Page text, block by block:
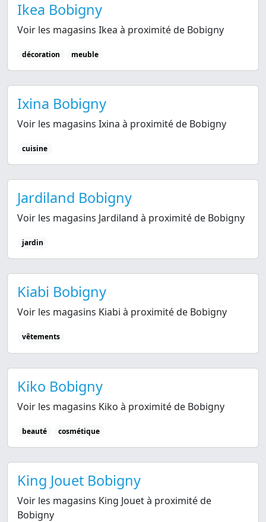
Ikea Bobigny
Voir les magasins Ikea à proximité de Bobigny
décoration meuble
Ixina Bobigny
Voir les magasins Ixina à proximité de Bobigny
cuisine
Jardiland Bobigny
Voir les magasins Jardiland à proximité de Bobigny
jardin
Kiabi Bobigny
Voir les magasins Kiabi à proximité de Bobigny
vêtements
Kiko Bobigny
Voir les magasins Kiko à proximité de Bobigny
beauté cosmétique
King Jouet Bobigny
Voir les magasins King Jouet à proximité de
Bobigny